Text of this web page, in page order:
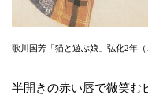
歌川国芳「猫と遊ぶ娘」弘化2年
半開きの赤い唇で微笑む